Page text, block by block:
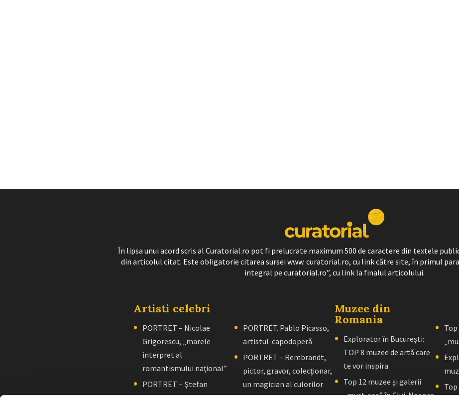
În lipsa unui acord scris al Curatorial.ro pot fi prelucrate maximum 500 de caractere din textele
din articolul citat. Este obligatorie citarea sursei www. curatorial.ro, cu link către site, în primul
integral pe curatorial.ro”, cu link la finalul articolului.
Artisti celebri
PORTRET – Nicolae
Grigorescu, „marele
interpret al
romantismului naţional”
PORTRET – Ştefan
Luchian, „un zugrav”
PORTRET. Pablo Picasso,
artistul-capodoperă
PORTRET – Rembrandt,
pictor, gravor, colecţionar,
un magician al culorilor
Muzee din
Romania
Explorator în București:
TOP 8 muzee de artă care
te vor inspira
Top 12 muzee și galerii
„must-see” în Cluj-Napoca